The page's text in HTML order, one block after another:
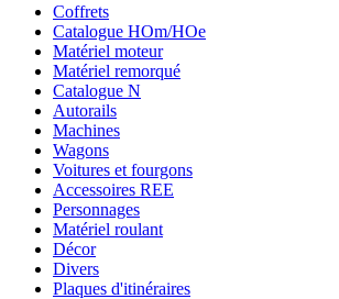
Coffrets
Catalogue HOm/HOe
Matériel moteur
Matériel remorqué
Catalogue N
Autorails
Machines
Wagons
Voitures et fourgons
Accessoires REE
Personnages
Matériel roulant
Décor
Divers
Plaques d'itinéraires